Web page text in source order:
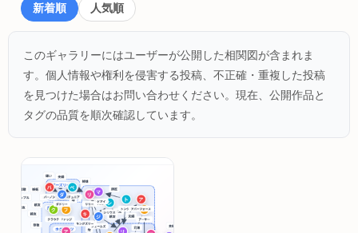
新着順 人気順
このギャラリーにはユーザーが公開した相関図が含まれま
す。個人情報や権利を侵害する投稿、不正確・重複した投稿
を見つけた場合はお問い合わせください。現在、公開作品と
タグの品質を順次確認しています。